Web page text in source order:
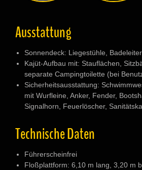
Ausstattung
Sonnendeck: Liegestühle, Badeleiter
Kajüt-Aufbau mit: Stauflächen,
separate Campingtoilette (bei
Sicherheitsausstattung:
mit Wurfleine, Anker, Fender,
Signalhorn, Feuerlöscher,
Technische Daten
Führerscheinfrei
Floßplattform: 6,10 m lang, 3,20 m